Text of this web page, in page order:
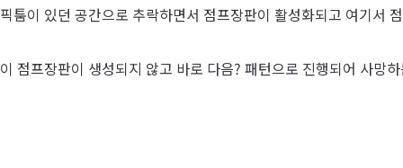
픽툼이 있던 공간으로 추락하면서 점프장판이 활성화되고 여기서
이 점프장판이 생성되지 않고 바로 다음? 패턴으로 진행되어 사망